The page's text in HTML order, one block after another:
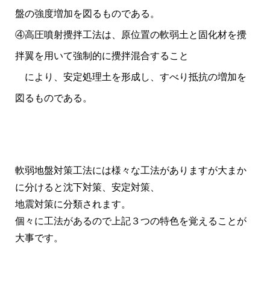
盤の強度増加を図るものである。
④高圧噴射攪拌工法は、原位置の軟弱土と固化材を攪
拌翼を用いて強制的に攪拌混合すること
により、安定処理土を形成し、すべり抵抗の増加を
図るものである。
軟弱地盤対策工法には様々な工法がありますが大まか
に分けると沈下対策、安定対策、
地震対策に分類されます。
個々に工法があるので上記３つの特色を覚えることが
大事です。